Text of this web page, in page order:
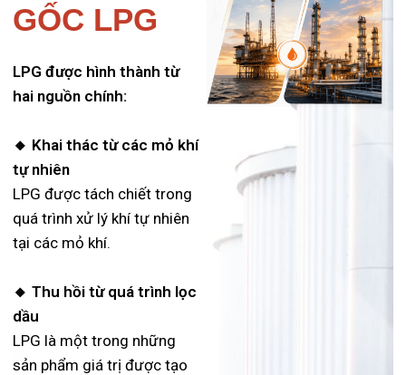
GỐC LPG
LPG được hình thành từ
hai nguồn chính:
🔸 Khai thác từ các mỏ khí
tự nhiên
LPG được tách chiết trong
quá trình xử lý khí tự nhiên
tại các mỏ khí.
🔸 Thu hồi từ quá trình lọc
dầu
LPG là một trong những
sản phẩm giá trị được tạo